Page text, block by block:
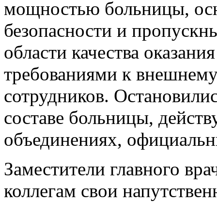
мощностью больницы,
безопасности и
области качества
требованиями к
сотрудников.
составе больницы,
объединениях,
Заместители главного
коллегам свои